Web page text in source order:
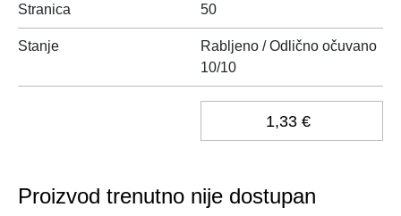
Stranica 50
Stanje
Rabljeno / Odlično očuvano
10/10
1,33 €
Proizvod trenutno nije dostupan